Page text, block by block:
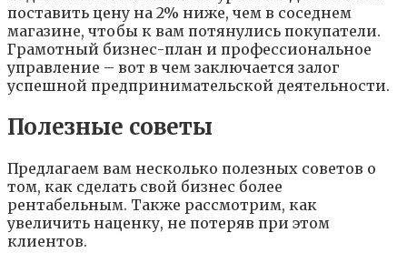
поставить цену на 2% ниже, чем в соседнем
магазине, чтобы к вам потянулись покупатели.
Грамотный бизнес-план и профессиональное
управление – вот в чем заключается залог
успешной предпринимательской деятельности.
Полезные советы
Предлагаем вам несколько полезных советов о
том, как сделать свой бизнес более
рентабельным. Также рассмотрим, как
увеличить наценку, не потеряв при этом
клиентов.